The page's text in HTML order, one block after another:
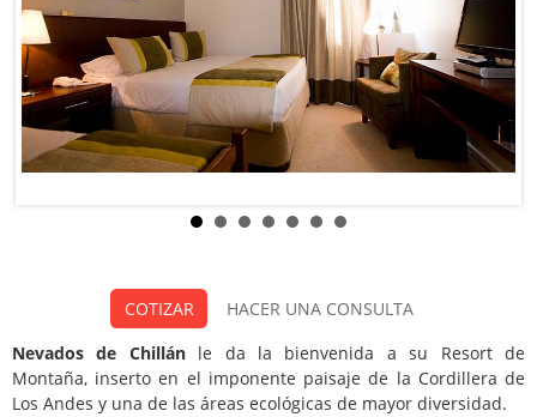
COTIZAR
HACER UNA CONSULTA
Nevados de Chillánle da la bienvenida a su Resort de
Montaña, inserto en el imponente paisaje de la Cordillera de
Los Andes y una de las áreas ecológicas de mayor diversidad.